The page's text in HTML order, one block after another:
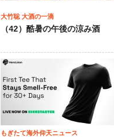
大竹聡 大酒の一滴
（42）酷暑の午後の涼み酒
もぎたて海外仰天ニュース